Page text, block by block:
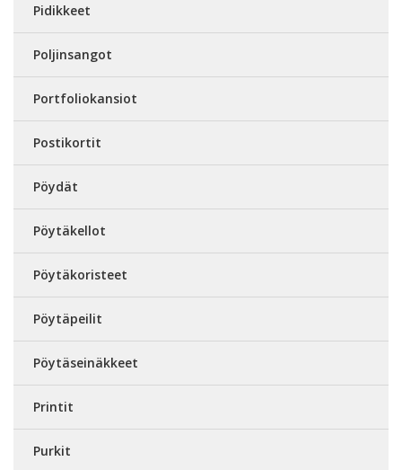
Pidikkeet
Poljinsangot
Portfoliokansiot
Postikortit
Pöydät
Pöytäkellot
Pöytäkoristeet
Pöytäpeilit
Pöytäseinäkkeet
Printit
Purkit